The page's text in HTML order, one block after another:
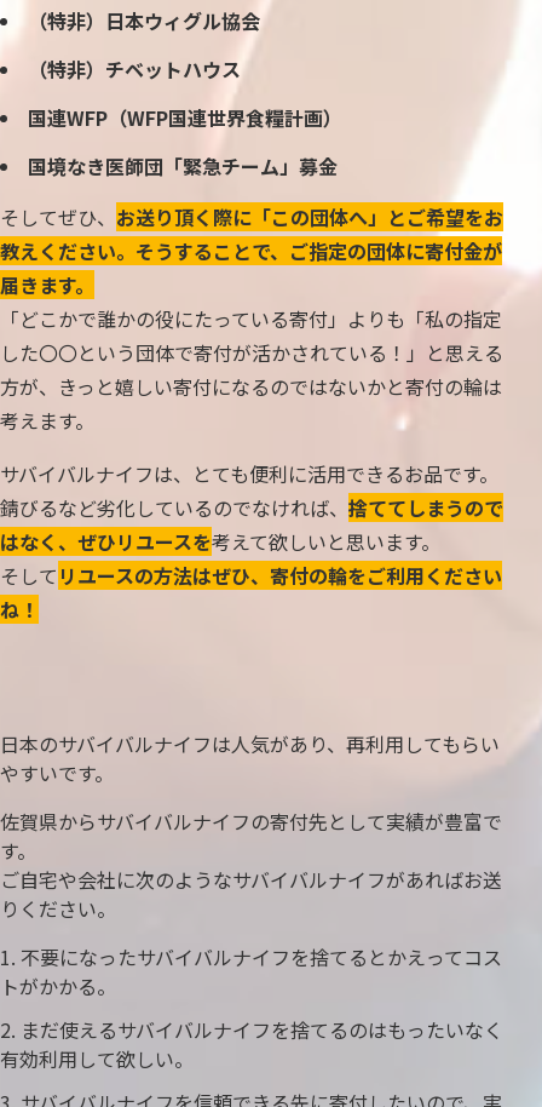
（特非）日本ウィグル協会
（特非）チベットハウス
国連WFP（WFP国連世界食糧計画）
国境なき医師団「緊急チーム」募金
そしてぜひ、 お送り頂く際に「この団体へ」とご希望をお
教えください。そうすることで、ご指定の団体に寄付金が
届きます。
「どこかで誰かの役にたっている寄付」よりも「私の指定
した〇〇という団体で寄付が活かされている！」と思える
方が、きっと嬉しい寄付になるのではないかと寄付の輪は
考えます。
サバイバルナイフは、とても便利に活用できるお品です。
錆びるなど劣化しているのでなければ、 捨ててしまうので
はなく、ぜひリユースを考えて欲しいと思います。
そして リユースの方法はぜひ、寄付の輪をご利用ください
ね！
日本のサバイバルナイフは人気があり、再利用してもらい
やすいです。
佐賀県からサバイバルナイフの寄付先として実績が豊富で
す。
ご自宅や会社に次のようなサバイバルナイフがあればお送
りください。
不要になったサバイバルナイフを捨てるとかえってコス
トがかかる。
まだ使えるサバイバルナイフを捨てるのはもったいなく
有効利用して欲しい。